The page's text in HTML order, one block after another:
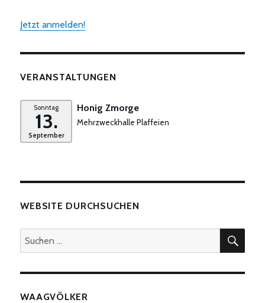
Jetzt anmelden!
VERANSTALTUNGEN
Sonntag
13.
September
Honig Zmorge
Mehrzweckhalle Plaffeien
WEBSITE DURCHSUCHEN
Suchen
nach:
WAAGVÖLKER